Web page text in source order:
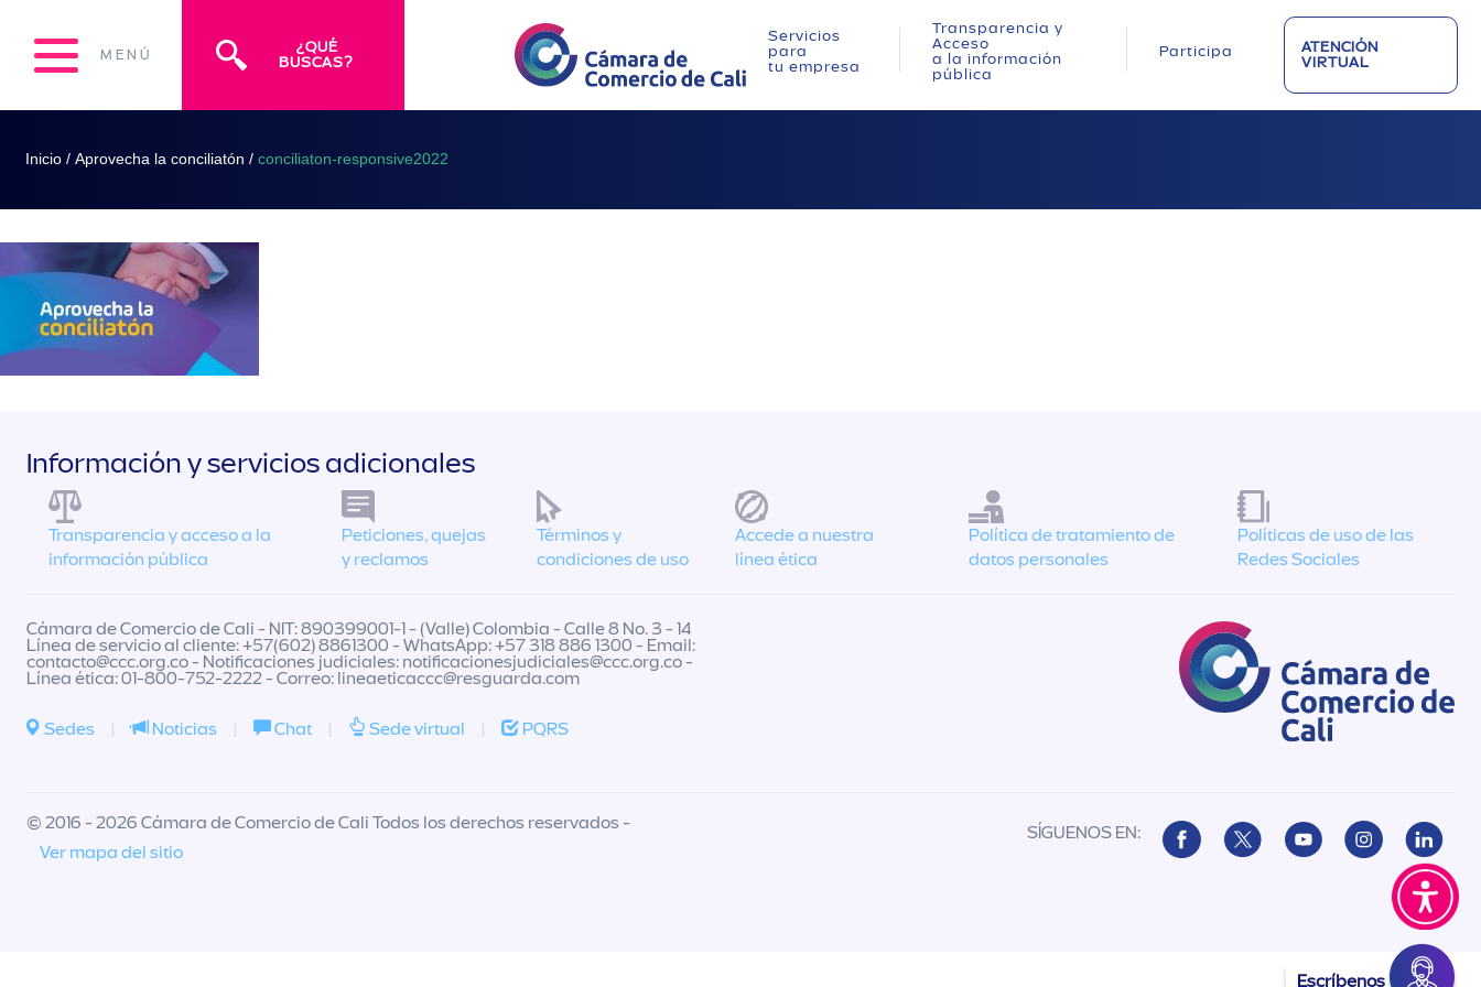
MENÚ
¿QUÉ
BUSCAS?
Servicios
para
tu empresa
Transparencia y
Acceso
a la información
pública
Participa
ATENCIÓN
VIRTUAL
Inicio / Aprovecha la conciliatón / conciliaton-responsive2022
Escríbenos
Información y servicios adicionales
Transparencia y acceso a la
información pública
Peticiones, quejas
y reclamos
Términos y
condiciones de uso
Accede a nuestra
línea ética
Política de tratamiento de
datos personales
Políticas de uso de las
Redes Sociales
Cámara de Comercio de Cali - NIT: 890399001-1 - (Valle) Colombia - Calle 8 No. 3 - 14
Línea de servicio al cliente: +57(602) 8861300 - WhatsApp: +57 318 886 1300 - Email:
contacto@ccc.org.co- Notificaciones judiciales: notificacionesjudiciales@ccc.org.co-
Línea ética: 01-800-752-2222 - Correo: lineaeticaccc@resguarda.com
Sedes | Noticias | Chat | Sede virtual | PQRS
© 2016 - 2026 Cámara de Comercio de Cali Todos los derechos reservados -
Ver mapa del sitio
SÍGUENOS EN: